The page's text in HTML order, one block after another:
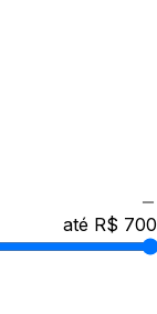
até R$ 700